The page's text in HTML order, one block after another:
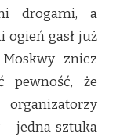
drogami, a
ogień gasł już
znicz
pewność, że
jedna sztuka